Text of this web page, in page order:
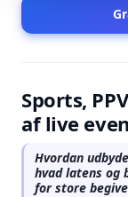
Sports,
af live
Hvordan
hvad latens og
for store